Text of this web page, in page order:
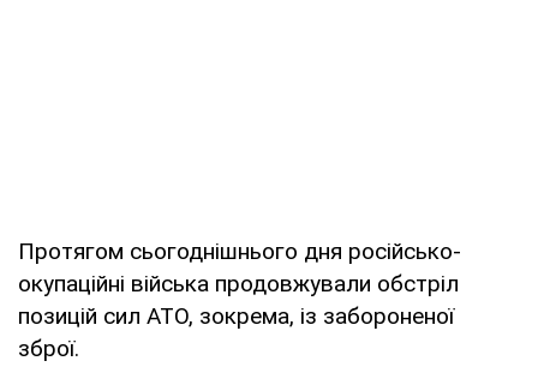
Протягом сьогоднішнього дня російсько-
окупаційні війська продовжували обстріл
позицій сил АТО, зокрема, із забороненої
зброї.